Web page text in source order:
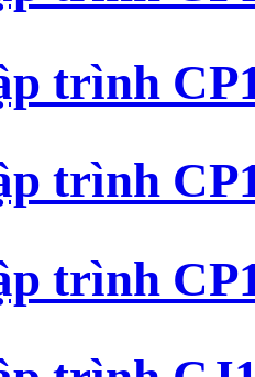
trình
trình
trình